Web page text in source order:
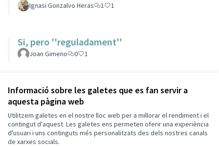
Informació sobre les galetes que es fan servir a
aquesta pàgina web
Utilitzem galetes en el nostre lloc web per a millorar el rendiment i el
contingut d'aquest. Les galetes ens permeten oferir una experiència
d'usuari i uns continguts més personalitzats des dels nostres canals
de xarxes socials.
Ignasi Gonzalvo Heras 1 1
Si, pero ''reguladament''
Joan Gimeno 0 1
Veure totes les propostes retirades
Termes i condicions d'ús
Configuració de les galetes
Decidim Sant Cugat a X
Decidim Sant Cugat a Facebook
Decidim Sant Cugat a Instagram
Decidim Sant Cugat a GitHub